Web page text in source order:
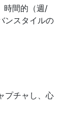
時間的（週/
ンスタイルの
プチャし、心